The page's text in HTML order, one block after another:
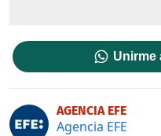
Unirme
AGENCIA EFE
Agencia EFE